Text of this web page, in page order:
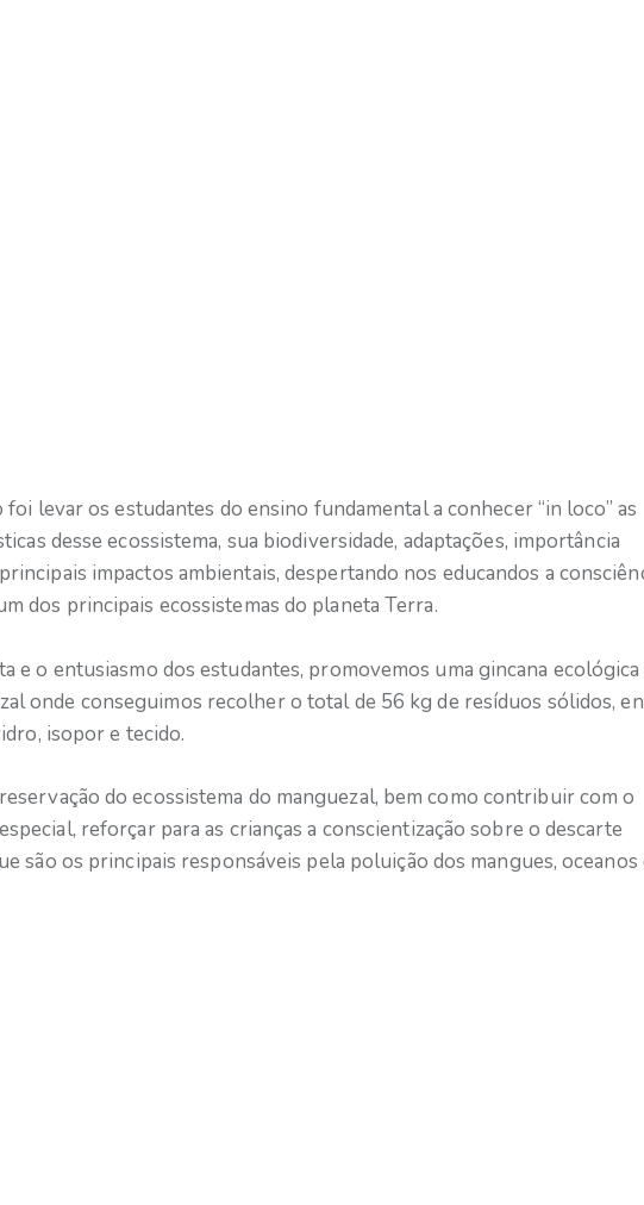
levar os estudantes do ensino fundamental a conhecer “in loco” as
desse ecossistema, sua biodiversidade, adaptações, importância
impactos ambientais, despertando nos educandos a
dos principais ecossistemas do planeta Terra.
e o entusiasmo dos estudantes, promovemos uma gincana ecológica
onde conseguimos recolher o total de 56 kg de resíduos sólidos,
isopor e tecido.
do ecossistema do manguezal, bem como contribuir com o
reforçar para as crianças a conscientização sobre o descarte
são os principais responsáveis pela poluição dos mangues, oceanos